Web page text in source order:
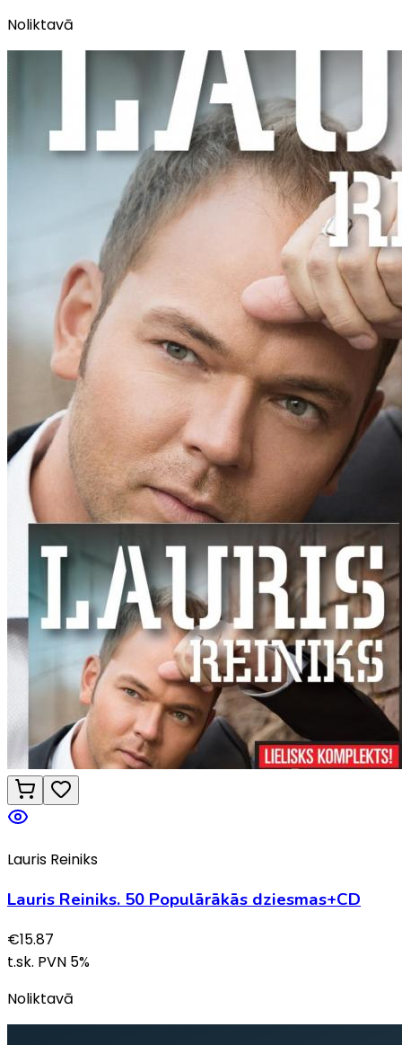
Noliktavā
Lauris Reiniks
Lauris Reiniks. 50 Populārākās dziesmas+CD
€15.87
t.sk. PVN 5%
Noliktavā